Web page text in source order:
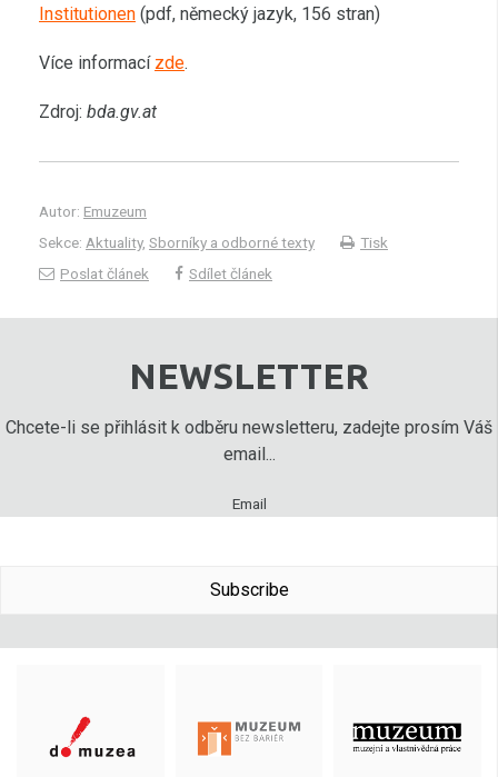
Institutionen (pdf, německý jazyk, 156 stran)
Více informací zde.
Zdroj: bda.gv.at
Autor: Emuzeum
Sekce: Aktuality, Sborníky a odborné texty
Tisk
Poslat článek
Sdílet článek
NEWSLETTER
Chcete-li se přihlásit k odběru newsletteru, zadejte prosím Váš
email...
Email
Subscribe